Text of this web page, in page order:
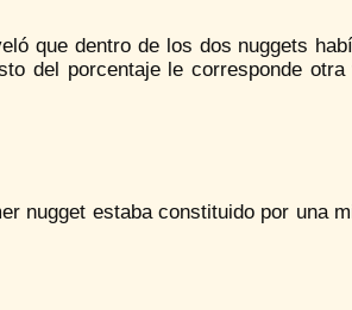
que dentro de los dos nuggets
del porcentaje le corresponde
nugget estaba constituido por una